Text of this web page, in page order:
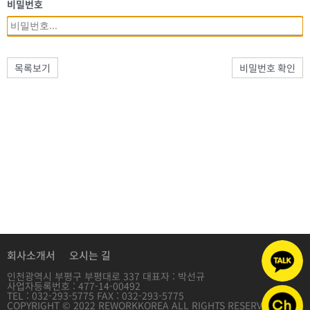
비밀번호
목록보기 비밀번호 확인
회사소개서 오시는 길
인천광역시 부평구 부평대로 337 대표자 : 박선규
사업자등록번호 : 477-14-00492
TEL : 032-293-5775 FAX : 032-293-5775
COPYRIGHT © 2022 REWORKKOREA ALL RIGHTS RESERVED